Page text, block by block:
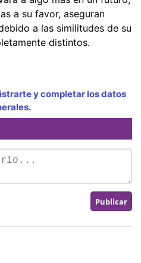
a su favor, aseguran
a las similitudes de su
distintos.
y completar los datos